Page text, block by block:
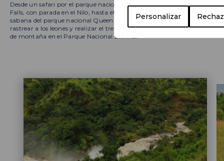
Personalizar
Desde un safari por el parque nacional de Munchison
Falls, con parada en el Nilo, hasta el recorrido por la
sabana del parque nacional Queen Elizabeth. Podrás
rastrear a los leones y realizar el trekking de los gorilas
de montaña en el Parque Nacional Biwindi.